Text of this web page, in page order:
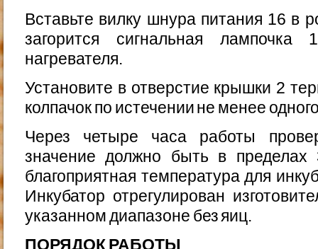
Вставьте вилку шнура питания 16 в
загорится сиг­нальная
нагревателя.
Установите в отверстие крышки 2
колпачок по истечении не менее
Через четыре часа работы
значение должно быть в пределах
благоприятная температура для
Инкубатор отрегулирован
указанном диапазоне без яиц.
ПОРЯДОК РАБОТЫ